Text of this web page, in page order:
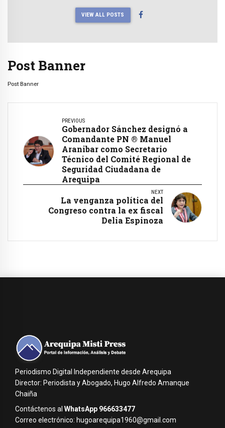
VIEW ALL POSTS
Post Banner
Post Banner
PREVIOUS
Gobernador Sánchez designó a
Comandante PN ® Manuel
Aranibar como Secretario
Técnico del Comité Regional de
Seguridad Ciudadana de
Arequipa
NEXT
La venganza política del
Congreso contra la ex fiscal
Delia Espinoza
Periodismo Digital Independiente desde Arequipa
Director: Periodista y Abogado, Hugo Alfredo Amanque
Chaiña
Contáctenos al WhatsApp 966633477
Correo electrónico: hugoarequipa1960@gmail.com